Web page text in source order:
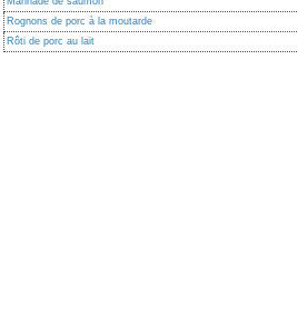
Rognons de porc à la moutarde
Rôti de porc au lait